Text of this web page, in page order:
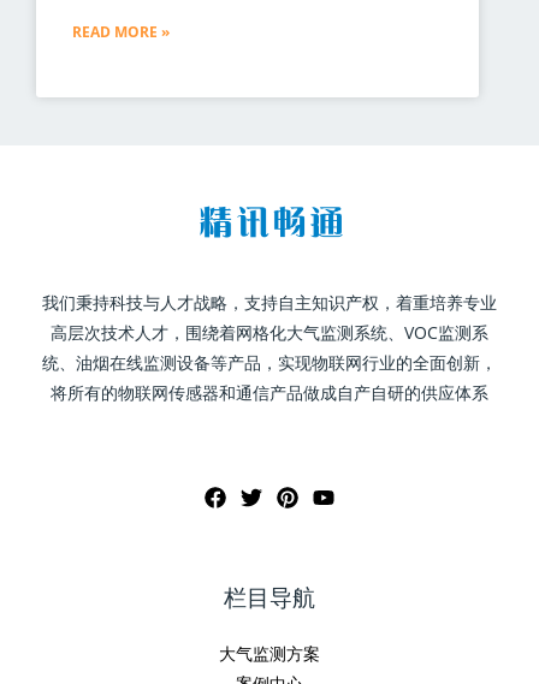
READ MORE »
我们秉持科技与人才战略，支持自主知识产权，着重培养专业
高层次技术人才，围绕着网格化大气监测系统、VOC监测系
统、油烟在线监测设备等产品，实现物联网行业的全面创新，
将所有的物联网传感器和通信产品做成自产自研的供应体系
栏目导航
大气监测方案